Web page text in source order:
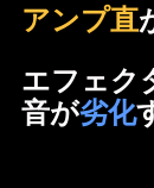
アンプ直
エフェク
音が劣化